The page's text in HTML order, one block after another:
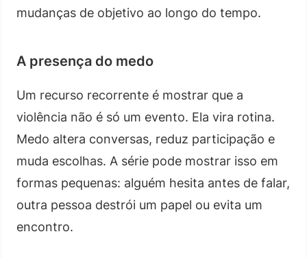
mudanças de objetivo ao longo do tempo.
A presença do medo
Um recurso recorrente é mostrar que a
violência não é só um evento. Ela vira rotina.
Medo altera conversas, reduz participação e
muda escolhas. A série pode mostrar isso em
formas pequenas: alguém hesita antes de falar,
outra pessoa destrói um papel ou evita um
encontro.